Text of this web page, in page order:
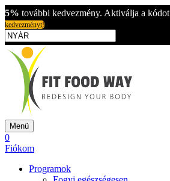
5% további kedvezmény. Aktiválja a kódot
kedvezményt!
Menü
0
Fiókom
Programok